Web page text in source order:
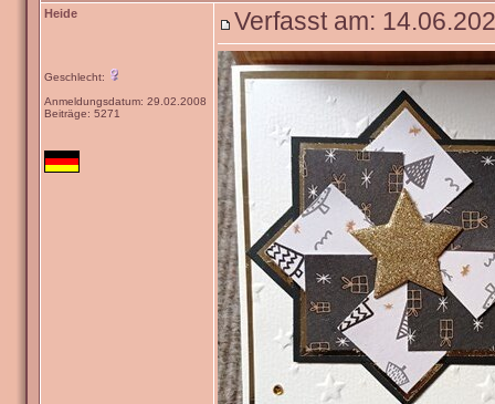
Heide
Geschlecht:
Anmeldungsdatum: 29.02.2008
Beiträge: 5271
Verfasst am: